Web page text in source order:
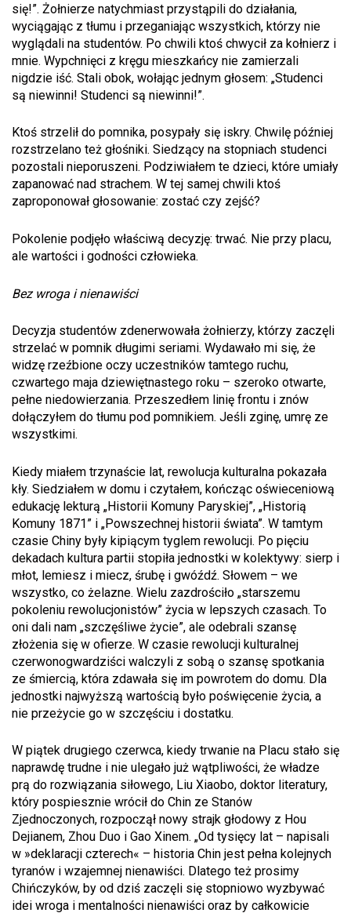
się!”. Żołnierze natychmiast przystąpili do działania,
wyciągając z tłumu i przeganiając wszystkich, którzy nie
wyglądali na studentów. Po chwili ktoś chwycił za kołnierz i
mnie. Wypchnięci z kręgu mieszkańcy nie zamierzali
nigdzie iść. Stali obok, wołając jednym głosem: „Studenci
są niewinni! Studenci są niewinni!”.
Ktoś strzelił do pomnika, posypały się iskry. Chwilę później
rozstrzelano też głośniki. Siedzący na stopniach studenci
pozostali nieporuszeni. Podziwiałem te dzieci, które umiały
zapanować nad strachem. W tej samej chwili ktoś
zaproponował głosowanie: zostać czy zejść?
Pokolenie podjęło właściwą decyzję: trwać. Nie przy placu,
ale wartości i godności człowieka.
Bez wroga i nienawiści
Decyzja studentów zdenerwowała żołnierzy, którzy zaczęli
strzelać w pomnik długimi seriami. Wydawało mi się, że
widzę rzeźbione oczy uczestników tamtego ruchu,
czwartego maja dziewiętnastego roku – szeroko otwarte,
pełne niedowierzania. Przeszedłem linię frontu i znów
dołączyłem do tłumu pod pomnikiem. Jeśli zginę, umrę ze
wszystkimi.
Kiedy miałem trzynaście lat, rewolucja kulturalna pokazała
kły. Siedziałem w domu i czytałem, kończąc oświeceniową
edukację lekturą „Historii Komuny Paryskiej”, „Historią
Komuny 1871” i „Powszechnej historii świata”. W tamtym
czasie Chiny były kipiącym tyglem rewolucji. Po pięciu
dekadach kultura partii stopiła jednostki w kolektywy: sierp i
młot, lemiesz i miecz, śrubę i gwóźdź. Słowem – we
wszystko, co żelazne. Wielu zazdrościło „starszemu
pokoleniu rewolucjonistów” życia w lepszych czasach. To
oni dali nam „szczęśliwe życie”, ale odebrali szansę
złożenia się w ofierze. W czasie rewolucji kulturalnej
czerwonogwardziści walczyli z sobą o szansę spotkania
ze śmiercią, która zdawała się im powrotem do domu. Dla
jednostki najwyższą wartością było poświęcenie życia, a
nie przeżycie go w szczęściu i dostatku.
W piątek drugiego czerwca, kiedy trwanie na Placu stało się
naprawdę trudne i nie ulegało już wątpliwości, że władze
prą do rozwiązania siłowego, Liu Xiaobo, doktor literatury,
który pospiesznie wrócił do Chin ze Stanów
Zjednoczonych, rozpoczął nowy strajk głodowy z Hou
Dejianem, Zhou Duo i Gao Xinem. „Od tysięcy lat – napisali
w »deklaracji czterech« – historia Chin jest pełna kolejnych
tyranów i wzajemnej nienawiści. Dlatego też prosimy
Chińczyków, by od dziś zaczęli się stopniowo wyzbywać
idei wroga i mentalności nienawiści oraz by całkowicie